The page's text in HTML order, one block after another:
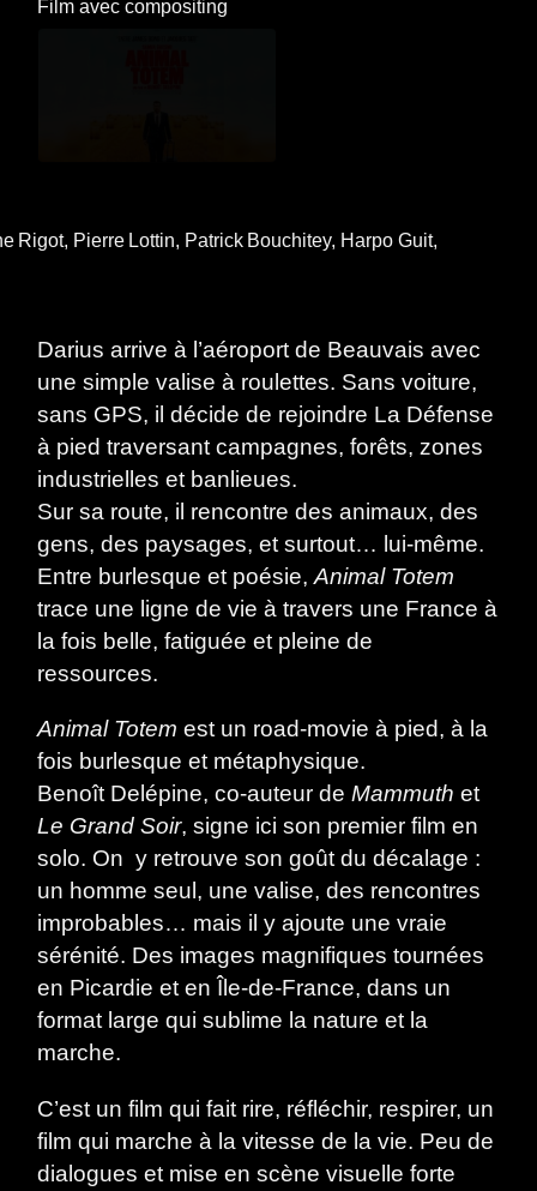
Film aveccompositing
Rigot, Pierre Lottin, Patrick Bouchitey, Harpo Guit,
Darius arrive à l’aéroport de Beauvais avec
une simple valise à roulettes. Sans voiture,
sans GPS, il décide de rejoindre La Défense
à pied traversant campagnes, forêts, zones
industrielles et banlieues.
Sur sa route, il rencontre des animaux, des
gens, des paysages, et surtout… lui-même.
Entre burlesque et poésie,Animal Totem
trace une ligne de vie à travers une France à
la fois belle, fatiguée et pleine de
ressources.
Animal Totem est un road-movie à pied, à la
fois burlesque et métaphysique.
Benoît Delépine, co-auteur deMammuth et
Le Grand Soir, signe ici son premier film en
solo. On y retrouve son goût du décalage :
un homme seul, une valise, des rencontres
improbables… mais il y ajoute une vraie
sérénité. Des images magnifiques tournées
en Picardie et en Île-de-France, dans un
format large qui sublime la nature et la
marche.
C’est un film qui fait rire, réfléchir, respirer, un
film qui marcheà la vitesse de la vie. Peu de
dialogues et mise en scène visuelle forte